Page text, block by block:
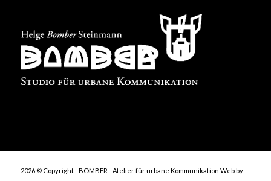
2026 © Copyright - BOMBER - Atelier für urbane Kommunikation Web by